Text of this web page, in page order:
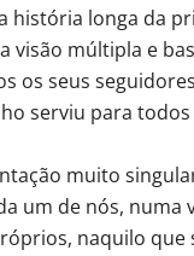
história longa da
visão múltipla e
os seus
serviu para
muito
um de nós,
naquilo que